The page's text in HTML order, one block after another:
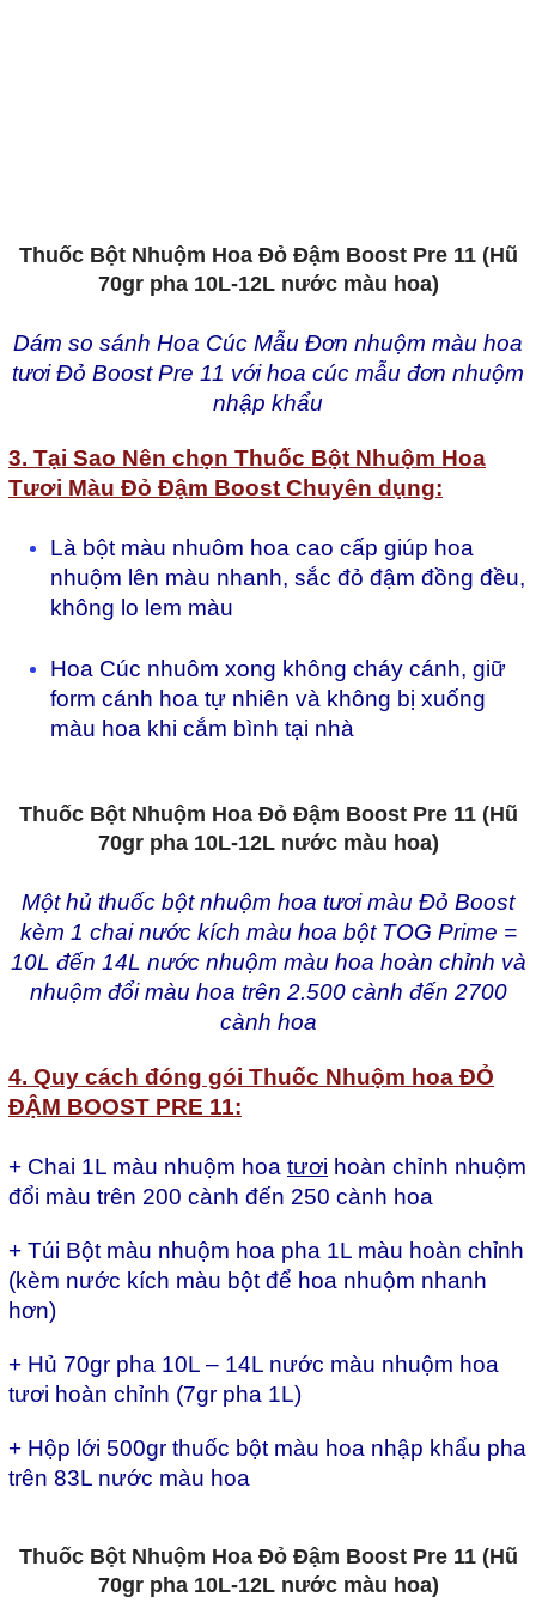
0 sp
Thuốc Bột Nhuộm Hoa Đỏ Đậm Boost Pre 11 (Hũ
70gr pha 10L-12L nước màu hoa)
Dám so sánh Hoa Cúc Mẫu Đơn nhuộm màu hoa
tươi Đỏ Boost Pre 11 với hoa cúc mẫu đơn nhuộm
nhập khẩu
3. Tại Sao Nên chọn Thuốc Bột Nhuộm Hoa
Tươi Màu Đỏ Đậm Boost Chuyên dụng:
Là bột màu nhuôm hoa cao cấp giúp hoa
nhuộm lên màu nhanh, sắc đỏ đậm đồng đều,
không lo lem màu
Hoa Cúc nhuôm xong không cháy cánh, giữ
form cánh hoa tự nhiên và không bị xuống
màu hoa khi cắm bình tại nhà
Thuốc Bột Nhuộm Hoa Đỏ Đậm Boost Pre 11 (Hũ
70gr pha 10L-12L nước màu hoa)
Một hủ thuốc bột nhuộm hoa tươi màu Đỏ Boost
kèm 1 chai nước kích màu hoa bột TOG Prime =
10L đến 14L nước nhuộm màu hoa hoàn chỉnh và
nhuộm đổi màu hoa trên 2.500 cành đến 2700
cành hoa
4. Quy cách đóng gói Thuốc Nhuộm hoa ĐỎ
ĐẬM BOOST PRE 11:
+ Chai 1L màu nhuộm hoa tươi hoàn chỉnh nhuộm
đổi màu trên 200 cành đến 250 cành hoa
+ Túi Bột màu nhuộm hoa pha 1L màu hoàn chỉnh
(kèm nước kích màu bột để hoa nhuộm nhanh
hơn)
+ Hủ 70gr pha 10L – 14L nước màu nhuộm hoa
tươi hoàn chỉnh (7gr pha 1L)
+ Hộp lới 500gr thuốc bột màu hoa nhập khẩu pha
trên 83L nước màu hoa
Thuốc Bột Nhuộm Hoa Đỏ Đậm Boost Pre 11 (Hũ
70gr pha 10L-12L nước màu hoa)